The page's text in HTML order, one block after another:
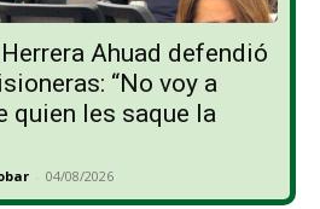
Ahuad defendió
“No voy a
quien les saque la
- 04/08/2026